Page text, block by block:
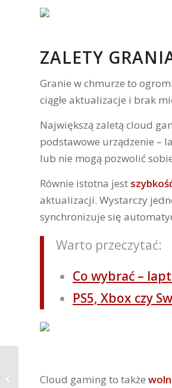
ZALETY
Granie w chmurze to
ciągłe aktualizacje i brak
Największą zaletą cloud
podstawowe urządzenie –
lub nie mogą pozwolić
Równie istotna jest
aktualizacji. Wystarczy
synchronizuje się
Warto przeczytać:
Co wybrać –
PS5, Xbox czy
Cloud gaming to także